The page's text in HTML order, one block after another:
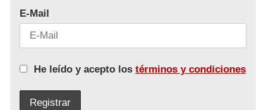
E-Mail
He leído y acepto los términos y condiciones